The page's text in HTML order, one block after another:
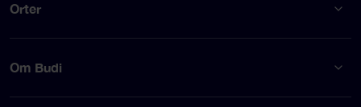
Orter
Om Budi